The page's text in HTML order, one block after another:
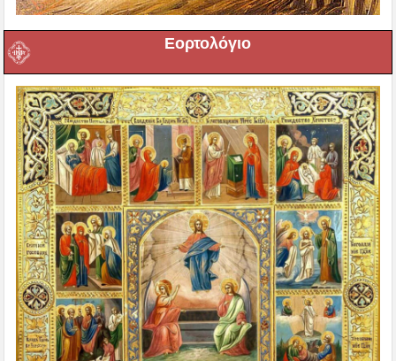
Εορτολόγιο